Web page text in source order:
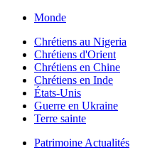
Monde
Chrétiens au Nigeria
Chrétiens d'Orient
Chrétiens en Chine
Chrétiens en Inde
États-Unis
Guerre en Ukraine
Terre sainte
Patrimoine Actualités